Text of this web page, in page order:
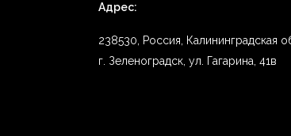
Адрес:
238530, Россия, Калининградская
г. Зеленоградск, ул. Гагарина, 41в